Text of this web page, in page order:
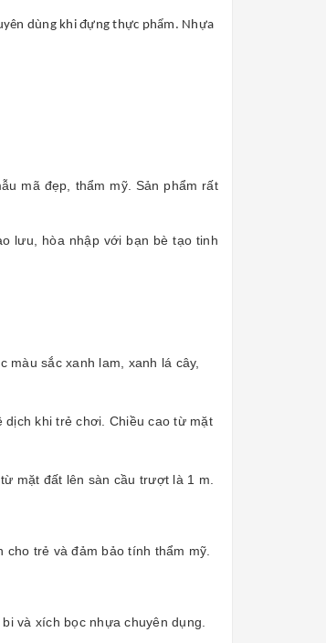
dùng khi đựng thực phẩm. Nhựa
mã đẹp, thẩm mỹ. Sản phẩm rất
lưu, hòa nhập với bạn bè tạo tinh
sắc xanh lam, xanh lá cây,
khi trẻ chơi. Chiều cao từ mặt
mặt đất lên sàn cầu trượt là 1 m.
trẻ và đảm bảo tính thẩm mỹ.
và xích bọc nhựa chuyên dụng.